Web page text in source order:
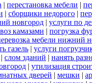
| перестановка мебели |
| сборщики недорого |
новгород | услуги по
камазами | погрузка
мебели нижний
газель | услуги
| слом зданий | нанять
| утилизация
дверей | мешки |